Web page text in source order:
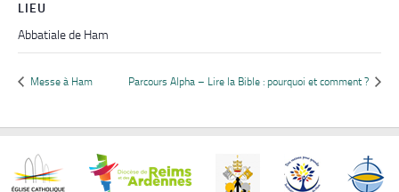
LIEU
Abbatiale de Ham
Messe à Ham Parcours Alpha – Lire la Bible : pourquoi et comment ?